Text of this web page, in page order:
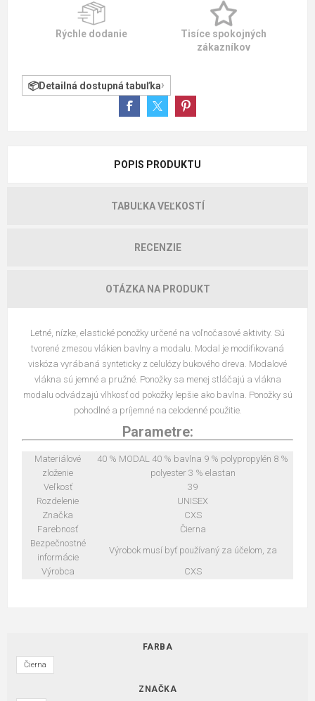
Rýchle dodanie
Tisíce spokojných
zákazníkov
Detailná dostupná tabuľka
POPIS PRODUKTU
TABUĽKA VEĽKOSTÍ
RECENZIE
OTÁZKA NA PRODUKT
Letné, nízke, elastické ponožky určené na voľnočasové aktivity. Sú
tvorené zmesou vlákien bavlny a modalu. Modal je modifikovaná
viskóza vyrábaná synteticky z celulózy bukového dreva. Modalové
vlákna sú jemné a pružné. Ponožky sa menej stláčajú a vlákna
modalu odvádzajú vlhkosť od pokožky lepšie ako bavlna. Ponožky sú
pohodlné a príjemné na celodenné použitie.
Parametre:
Materiálové
zloženie
40 % MODAL 40 % bavlna 9 % polypropylén 8 %
polyester 3 % elastan
Veľkosť
39
Rozdelenie
UNISEX
Značka
CXS
Farebnosť
Čierna
Bezpečnostné
informácie
Výrobok musí byť používaný za účelom, za
Výrobca
CXS
FARBA
Čierna
ZNAČKA